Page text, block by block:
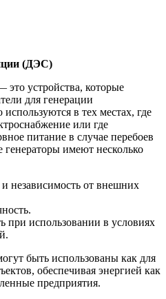
(ДЭС)
это устройства, которые
для генерации
в тех местах, где
или где
питание в случае перебоев
генераторы имеют несколько
независимость от внешних
при использовании в условиях
быть использованы как для
обеспечивая энергией как
предприятия.